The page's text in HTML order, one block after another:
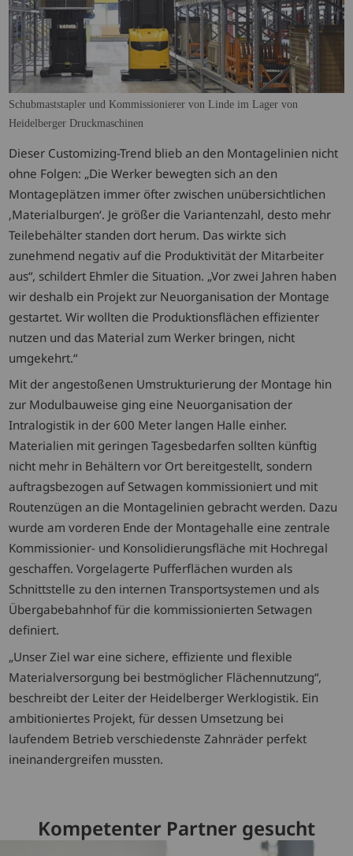
Schubmaststapler und Kommissionierer von Linde im Lager von
Heidelberger Druckmaschinen
Dieser Customizing-Trend blieb an den Montagelinien nicht
ohne Folgen: „Die Werker bewegten sich an den
Montageplätzen immer öfter zwischen unübersichtlichen
‚Materialburgen‘. Je größer die Variantenzahl, desto mehr
Teilebehälter standen dort herum. Das wirkte sich
zunehmend negativ auf die Produktivität der Mitarbeiter
aus“, schildert Ehmler die Situation. „Vor zwei Jahren haben
wir deshalb ein Projekt zur Neuorganisation der Montage
gestartet. Wir wollten die Produktionsflächen effizienter
nutzen und das Material zum Werker bringen, nicht
umgekehrt.“
Mit der angestoßenen Umstrukturierung der Montage hin
zur Modulbauweise ging eine Neuorganisation der
Intralogistik in der 600 Meter langen Halle einher.
Materialien mit geringen Tagesbedarfen sollten künftig
nicht mehr in Behältern vor Ort bereitgestellt, sondern
auftragsbezogen auf Setwagen kommissioniert und mit
Routenzügen an die Montagelinien gebracht werden. Dazu
wurde am vorderen Ende der Montagehalle eine zentrale
Kommissionier- und Konsolidierungsfläche mit Hochregal
geschaffen. Vorgelagerte Pufferflächen wurden als
Schnittstelle zu den internen Transportsystemen und als
Übergabebahnhof für die kommissionierten Setwagen
definiert.
„Unser Ziel war eine sichere, effiziente und flexible
Materialversorgung bei bestmöglicher Flächennutzung“,
beschreibt der Leiter der Heidelberger Werklogistik. Ein
ambitioniertes Projekt, für dessen Umsetzung bei
laufendem Betrieb verschiedenste Zahnräder perfekt
ineinandergreifen mussten.
Kompetenter Partner gesucht